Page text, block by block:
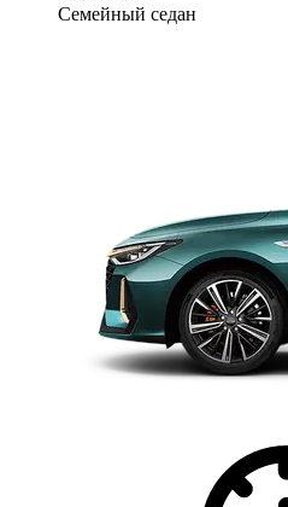
Семейный седан